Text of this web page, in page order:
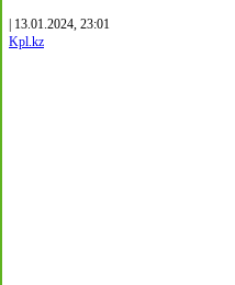
| 13.01.2024, 23:01
Kpl.kz